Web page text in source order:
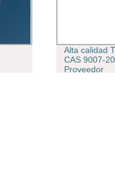
Alta calidad
CAS 9007-
Proveedor